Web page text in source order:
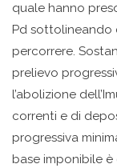
quale hanno
Pd sottolineando
percorrere.
prelievo
l’abolizione
correnti e di
progressiva
base imponibile